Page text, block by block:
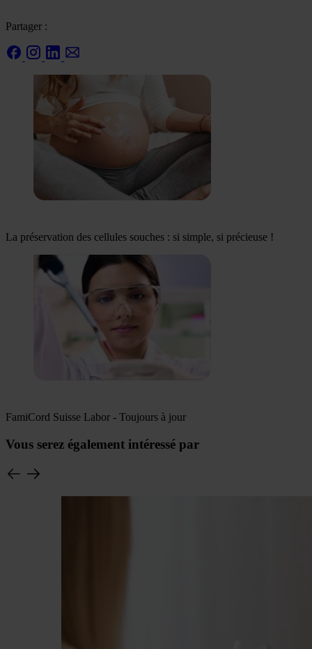
Partager :
La préservation des cellules souches : si simple, si précieuse !
FamiCord Suisse Labor - Toujours à jour
Vous serez également intéressé par